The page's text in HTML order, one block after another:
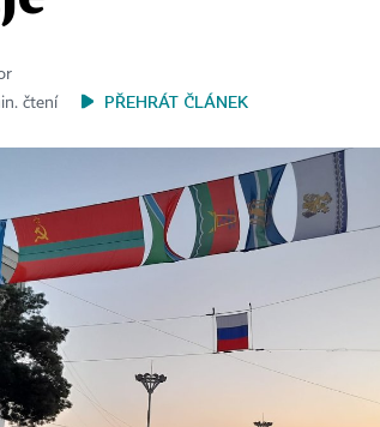
čtení
PŘEHRÁT ČLÁNEK